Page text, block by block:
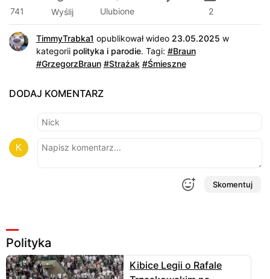
741 Wyślij Ulubione 2
TimmyTrabka1 opublikował wideo 23.05.2025 w
kategorii polityka i parodie. Tagi: #Braun
#GrzegorzBraun #Strażak #Śmieszne
DODAJ KOMENTARZ
Skomentuj
Polityka
Kibice Legii o Rafale